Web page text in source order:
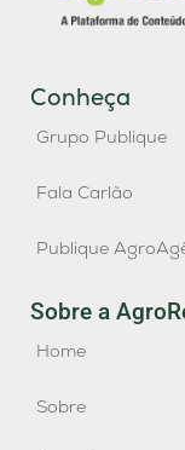
Conheça
Grupo Publique
Fala Carlão
Publique
Sobre a
Home
Sobre